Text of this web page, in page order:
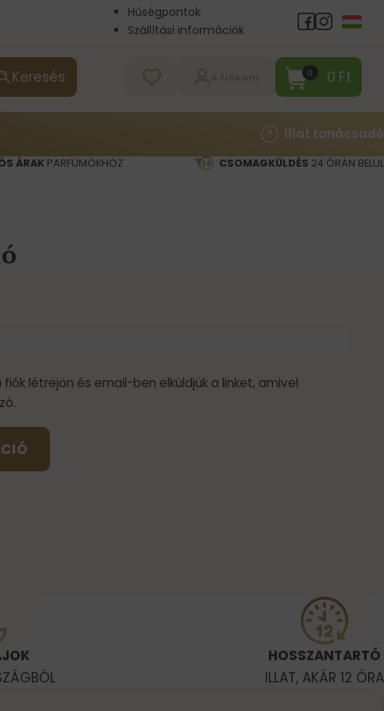
Hűségpontok
Szállítási információk
Keresés 0 0 Ft
Illat tanácsadó
ÁRAKPARFÜMÖKHÖZ CSOMAGKÜLDÉS 24 ÓRÁN BELÜL
létrejön és email-ben elküldjük a linket, amivel
HOSSZANTARTÓ
ILLAT, AKÁR 12 ÓRA